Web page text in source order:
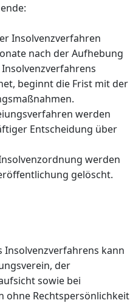
Insolvenzverfahren
nach der Aufhebung
beginnt die Frist mit der
werden
Entscheidung über
werden
gelöscht.
Insolvenzverfahrens kann
der
sowie bei
ohne Rechtspersönlichkeit